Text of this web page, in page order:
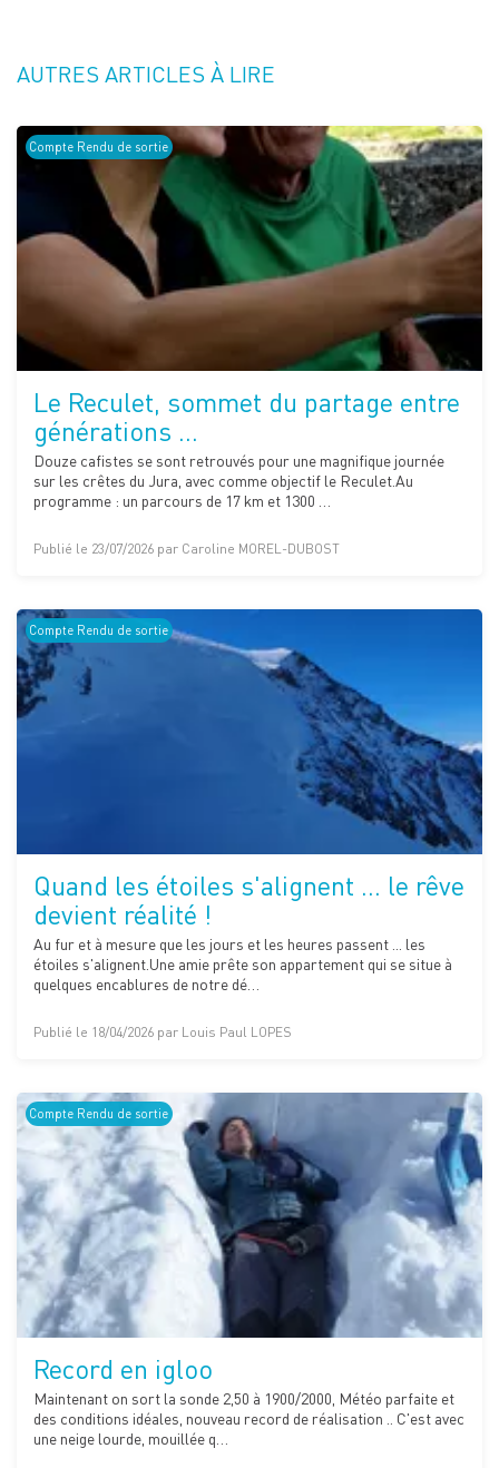
AUTRES ARTICLES À LIRE
Compte Rendu de sortie
Le Reculet, sommet du partage entre
générations …
Douze cafistes se sont retrouvés pour une magnifique journée
sur les crêtes du Jura, avec comme objectif le Reculet.Au
programme : un parcours de 17 km et 1300 …
Publié le 23/07/2026 par Caroline MOREL-DUBOST
Compte Rendu de sortie
Quand les étoiles s'alignent ... le rêve
devient réalité !
Au fur et à mesure que les jours et les heures passent ... les
étoiles s'alignent.Une amie prête son appartement qui se situe à
quelques encablures de notre dé…
Publié le 18/04/2026 par Louis Paul LOPES
Compte Rendu de sortie
Record en igloo
Maintenant on sort la sonde 2,50 à 1900/2000, Météo parfaite et
des conditions idéales, nouveau record de réalisation .. C'est avec
une neige lourde, mouillée q…